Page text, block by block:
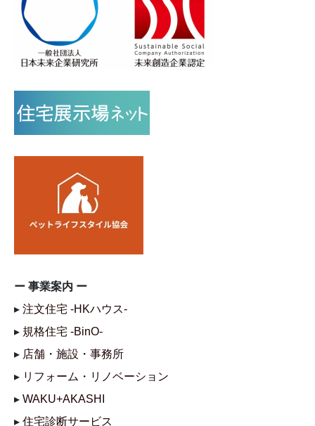
ー 事業案内 ー
▸ 注文住宅 -HKハウス-
▸ 規格住宅 -BinO-
▸ 店舗・施設・事務所
▸ リフォーム・リノベーション
▸ WAKU+AKASHI
▸ 住宅診断サービス